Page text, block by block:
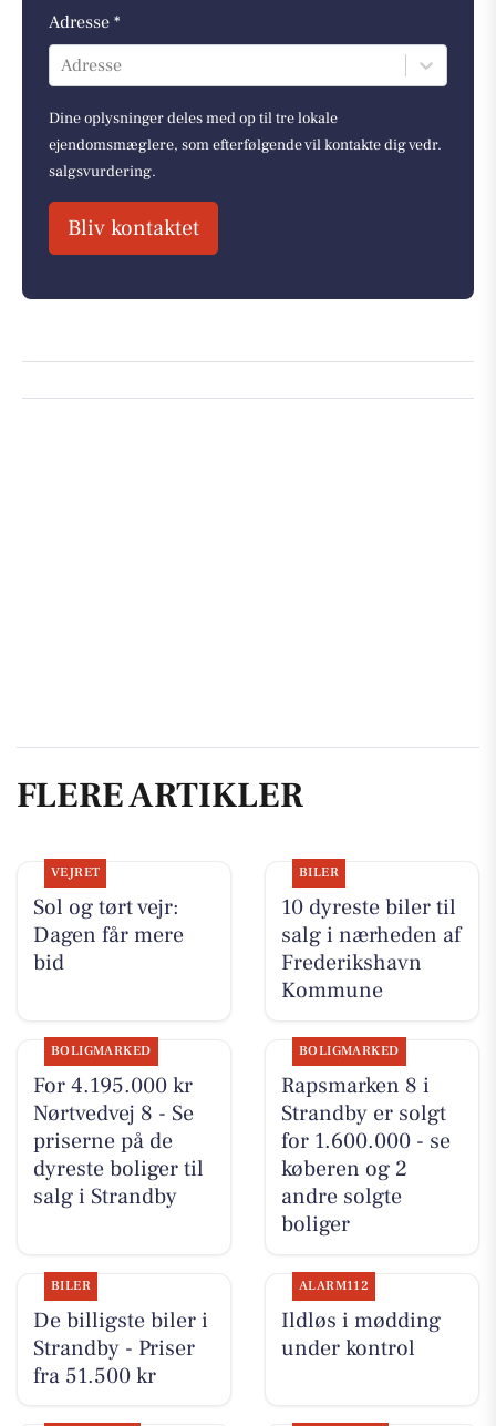
Adresse *
Adresse
Dine oplysninger deles med op til tre lokale
ejendomsmæglere, som efterfølgende vil kontakte dig vedr.
salgsvurdering.
Bliv kontaktet
FLERE ARTIKLER
VEJRET
Sol og tørt vejr:
Dagen får mere
bid
BILER
10 dyreste biler til
salg i nærheden af
Frederikshavn
Kommune
BOLIGMARKED
For 4.195.000 kr
Nørtvedvej 8 - Se
priserne på de
dyreste boliger til
salg i Strandby
BOLIGMARKED
Rapsmarken 8 i
Strandby er solgt
for 1.600.000 - se
køberen og 2
andre solgte
boliger
BILER
De billigste biler i
Strandby - Priser
fra 51.500 kr
ALARM112
Ildløs i mødding
under kontrol